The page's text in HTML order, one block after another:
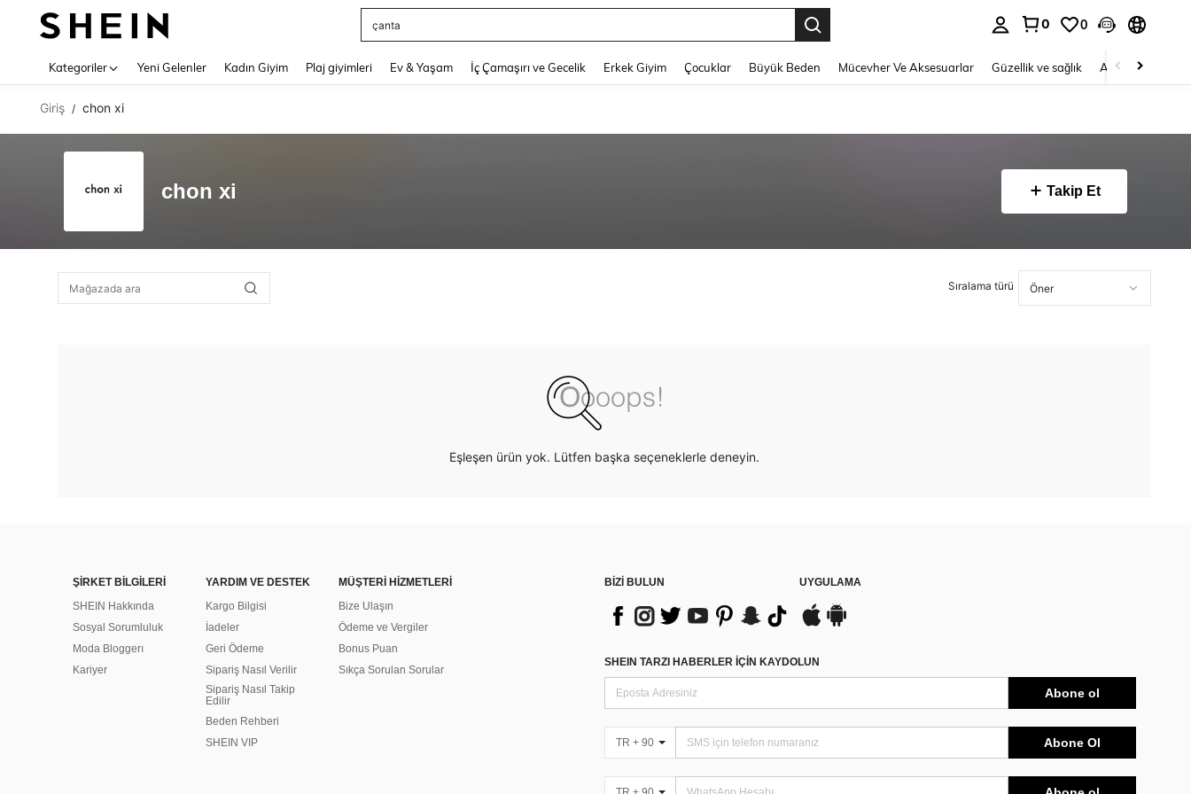
çanta
0 0
Kategoriler Yeni Gelenler Kadın Giyim Plaj giyimleri Ev & Yaşam İç Çamaşırı ve Gecelik Erkek Giyim Çocuklar Büyük Beden Mücevher Ve Aksesuarlar Güzellik ve sağlık Ayakkabı
Giriş / chon xi
chon xi Takip Et
Sıralama türü
Eşleşen ürün yok. Lütfen başka seçeneklerle deneyin.
ŞİRKET BİLGİLERİ
SHEIN Hakkında
Sosyal Sorumluluk
Moda Bloggerı
Kariyer
YARDIM VE DESTEK
Kargo Bilgisi
İadeler
Geri Ödeme
Sipariş Nasıl Verilir
Sipariş Nasıl Takip
Edilir
Beden Rehberi
SHEIN VIP
MÜŞTERİ HİZMETLERİ
Bize Ulaşın
Ödeme ve Vergiler
Bonus Puan
Sıkça Sorulan Sorular
BİZİ BULUN UYGULAMA
SHEIN TARZI HABERLER IÇIN KAYDOLUN
Abone ol
TR + 90 Abone Ol